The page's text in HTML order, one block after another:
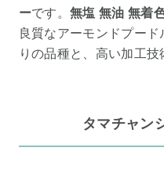
ーです。無塩 無油 無着
良質なアーモンドプー
りの品種と、高い加工技
タマチャン